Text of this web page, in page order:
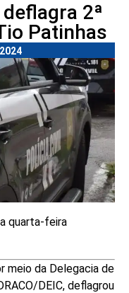
2ª
Patinhas
quarta-feira
meio da Delegacia de
DEIC, deflagrou